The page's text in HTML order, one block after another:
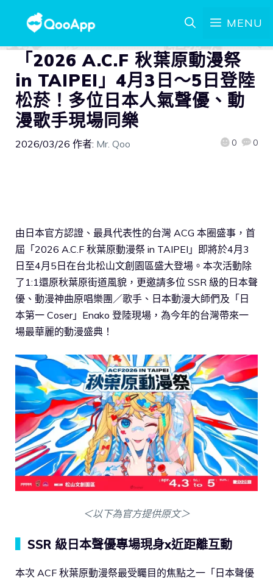
MENU
「2026 A.C.F 秋葉原動漫祭
in TAIPEI」4月3日～5日登陸
松菸！多位日本人氣聲優、動
漫歌手現場同樂
2026/03/26 作者: Mr. Qoo 0 0
由日本官方認證、最具代表性的台灣 ACG 本圈盛事，首
屆「2026 A.C.F 秋葉原動漫祭 in TAIPEI」即將於4月3
日至4月5日在台北松山文創園區盛大登場。本次活動除
了1:1還原秋葉原街道風貌，更邀請多位 SSR 級的日本聲
優、動漫神曲原唱樂團／歌手、日本動漫大師們及「日
本第一 Coser」Enako 登陸現場，為今年的台灣帶來一
場最華麗的動漫盛典！
＜以下為官方提供原文＞
SSR 級日本聲優專場現身x近距離互動
本次 ACF 秋葉原動漫祭最受矚目的焦點之一「日本聲優